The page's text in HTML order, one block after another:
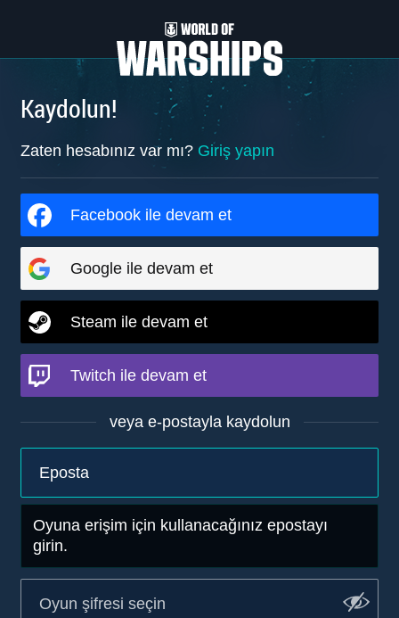
Kaydolun!
Zaten hesabınız var mı? Giriş yapın
Facebook ile devam et
Google ile devam et
Steam ile devam et
Twitch ile devam et
veya e-postayla kaydolun
Oyuna erişim için kullanacağınız epostayı
girin.